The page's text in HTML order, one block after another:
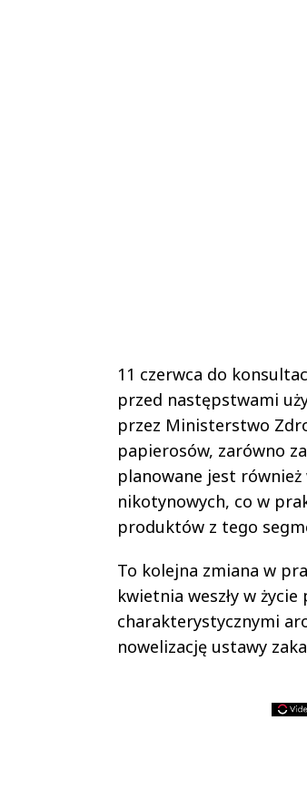
11 czerwca do
przed następstwami
przez Ministerstwo
papierosów, zarówno
planowane jest
nikotynowych, co w
produktów z tego
To kolejna zmiana w
kwietnia weszły w
charakterystycznymi
nowelizację ustawy